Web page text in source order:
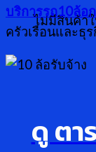
ไม่มีสินค้า
บริการรถ10ล้อ
ครัวเรือนและธุร
ดู ตา